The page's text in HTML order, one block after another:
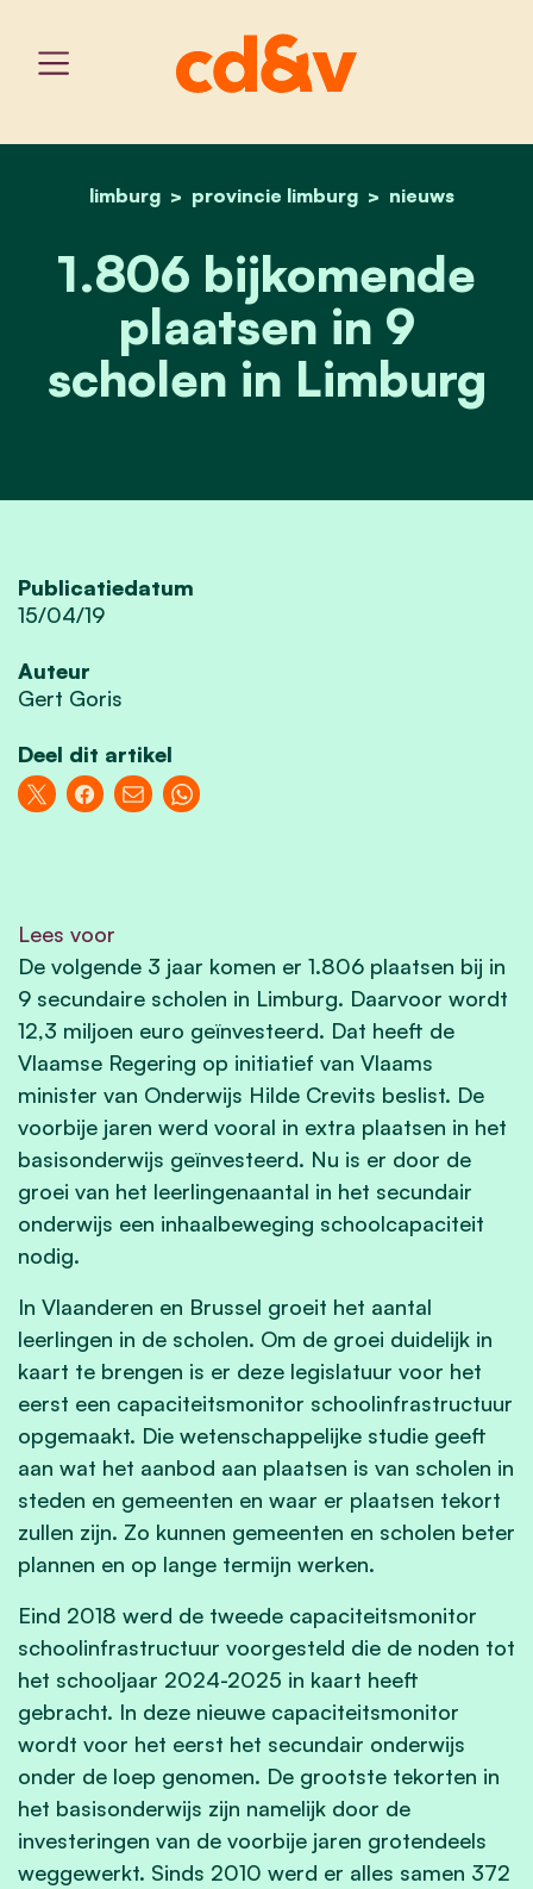
home
limburg provincie limburg nieuws
1.806 bijkomende
1.806 bijkomende
plaatsen in 9
scholen in Limburg
Publicatiedatum
15/04/19
Auteur
Gert Goris
Deel dit artikel
Lees voor
De volgende 3 jaar komen er 1.806 plaatsen bij in
9 secundaire scholen in Limburg. Daarvoor wordt
12,3 miljoen euro geïnvesteerd. Dat heeft de
Vlaamse Regering op initiatief van Vlaams
minister van Onderwijs Hilde Crevits beslist. De
voorbije jaren werd vooral in extra plaatsen in het
basisonderwijs geïnvesteerd. Nu is er door de
groei van het leerlingenaantal in het secundair
onderwijs een inhaalbeweging schoolcapaciteit
nodig.
In Vlaanderen en Brussel groeit het aantal
leerlingen in de scholen. Om de groei duidelijk in
kaart te brengen is er deze legislatuur voor het
eerst een capaciteitsmonitor schoolinfrastructuur
opgemaakt. Die wetenschappelijke studie geeft
aan wat het aanbod aan plaatsen is van scholen in
steden en gemeenten en waar er plaatsen tekort
zullen zijn. Zo kunnen gemeenten en scholen beter
plannen en op lange termijn werken.
Eind 2018 werd de tweede capaciteitsmonitor
schoolinfrastructuur voorgesteld die de noden tot
het schooljaar 2024-2025 in kaart heeft
gebracht. In deze nieuwe capaciteitsmonitor
wordt voor het eerst het secundair onderwijs
onder de loep genomen. De grootste tekorten in
het basisonderwijs zijn namelijk door de
investeringen van de voorbije jaren grotendeels
weggewerkt. Sinds 2010 werd er alles samen 372